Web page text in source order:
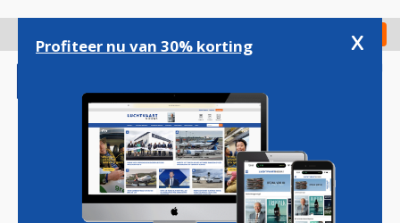
gaan
Check in
Magazine Podcasts Vacatures
Profiteer nu van 30% korting x